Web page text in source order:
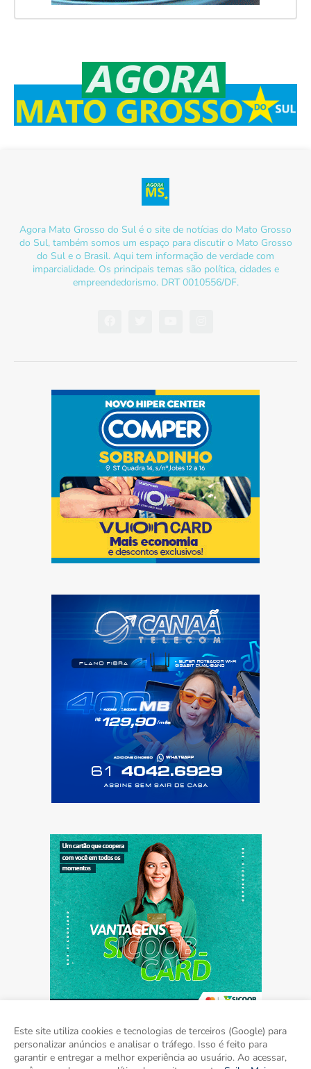
Agora Mato Grosso do Sul é o site de notícias do Mato Grosso
do Sul, também somos um espaço para discutir o Mato Grosso
do Sul e o Brasil. Aqui tem informação de verdade com
imparcialidade. Os principais temas são política, cidades e
empreendedorismo. DRT 0010556/DF.
Este site utiliza cookies e tecnologias de terceiros (Google) para
personalizar anúncios e analisar o tráfego. Isso é feito para
garantir e entregar a melhor experiência ao usuário. Ao acessar,